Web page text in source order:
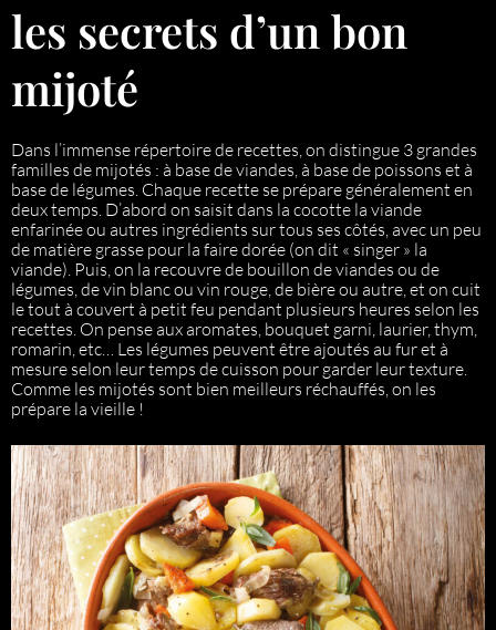
les secrets d’un bon
mijoté
Dans l’immense répertoire de recettes, on distingue 3 grandes
familles de mijotés : à base de viandes, à base de poissons et à
base de légumes. Chaque recette se prépare généralement en
deux temps. D’abord on saisit dans la cocotte la viande
enfarinée ou autres ingrédients sur tous ses côtés, avec un peu
de matière grasse pour la faire dorée (on dit « singer » la
viande). Puis, on la recouvre de bouillon de viandes ou de
légumes, de vin blanc ou vin rouge, de bière ou autre, et on cuit
le tout à couvert à petit feu pendant plusieurs heures selon les
recettes. On pense aux aromates, bouquet garni, laurier, thym,
romarin, etc… Les légumes peuvent être ajoutés au fur et à
mesure selon leur temps de cuisson pour garder leur texture.
Comme les mijotés sont bien meilleurs réchauffés, on les
prépare la vieille !